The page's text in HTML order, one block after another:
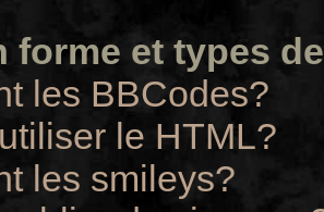
forme et types
les BBCodes?
le HTML?
les smileys?